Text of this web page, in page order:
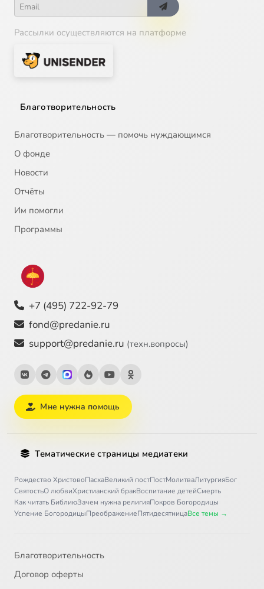
Рассылки осуществляются на платформе
Благотворительность
Благотворительность — помочь нуждающимся
О фонде
Новости
Отчёты
Им помогли
Программы
+7 (495) 722-92-79
fond@predanie.ru
support@predanie.ru (техн.вопросы)
Мне нужна помощь
Тематические страницы медиатеки
Рождество ХристовоПасхаВеликий постПостМолитваЛитургияБог
СвятостьО любвиХристианский бракВоспитание детейСмерть
Как читать БиблиюЗачем нужна религияПокров Богородицы
Успение БогородицыПреображениеПятидесятницаВсе темы →
Благотворительность
Договор оферты